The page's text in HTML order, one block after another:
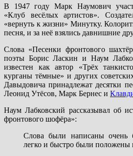
В 1947 году Марк Наумович
«Клуб весёлых артистов».
«вернуть к жизни» Минутку.
песня, и за неё взялись давнишние
Слова «Песенки фронтового
поэты Борис Ласкин и Наум
известен как автор «Трёх
курганы тёмные» и других
Давыдовича принадлежат десятки
Леонид Утёсов, Марк Бернес и
Наум Лабковский рассказывал об
фронтового шофёра»:
Слова были написаны очень
легко и быстро были положены